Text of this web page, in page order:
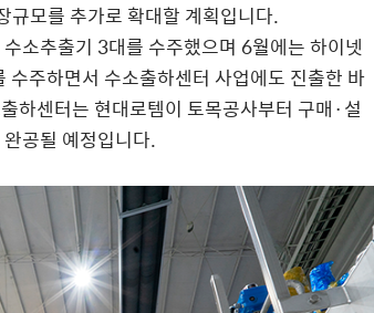
규모를 추가로 확대할 계획입니다.
소추출기 3대를 수주했으며 6월에는 하이넷
주하면서 수소출하센터 사업에도 진출한 바
하센터는 현대로템이 토목공사부터 구매·설
공될 예정입니다.